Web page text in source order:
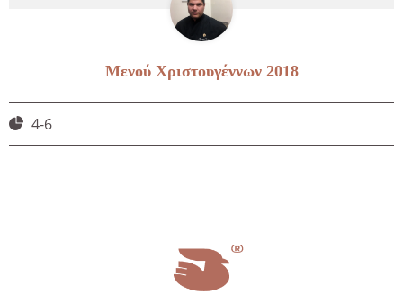
Μενού Χριστουγέννων 2018
4-6